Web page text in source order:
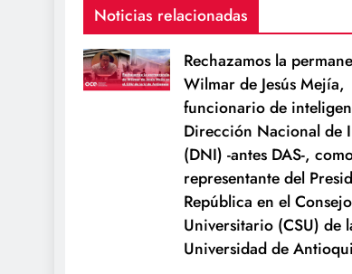
Noticias relacionadas
Rechazamos la
Wilmar de Jesús Mejía,
funcionario de
Dirección Nacional de
(DNI) -antes DAS-,
representante del
República en el
Universitario (CSU) de
Universidad de